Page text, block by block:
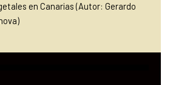
en Canarias (Autor: Gerardo